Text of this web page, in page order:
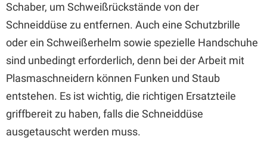
Schaber, um Schweißrückstände von der
Schneiddüse zu entfernen. Auch eine Schutzbrille
oder ein Schweißerhelm sowie spezielle Handschuhe
sind unbedingt erforderlich, denn bei der Arbeit mit
Plasmaschneidern können Funken und Staub
entstehen. Es ist wichtig, die richtigen Ersatzteile
griffbereit zu haben, falls die Schneiddüse
ausgetauscht werden muss.